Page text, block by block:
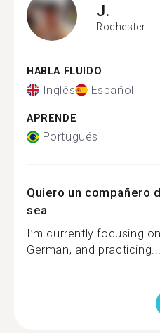
J.
Rochester
HABLA FLUIDO
Inglés Español
APRENDE
Portugués
Quiero un compañero
sea
I’m currently focusing
German, and practicing...